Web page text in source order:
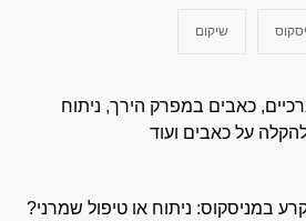
שיקום
כאבים במפרק הירך, ניתוח
על כאבים ועוד
במניסקוס: ניתוח או טיפול שמרני?